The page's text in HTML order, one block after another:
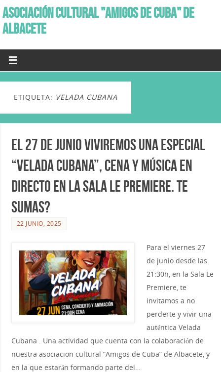
ASOCIACIÓN CULTURAL "AMIGOS DE CUBA" DE
ALBACETE
ETIQUETA: VELADA CUBANA
El 27 de Junio viviremos una especial
“Velada Cubana”, Cena y música en
directo en la Sala Le Premiere. Te
sumas?
22 JUNIO, 2025
Para el viernes 27
de junio desde las
21:30h, en la Sala Le
Premiere, te
invitamos a no
perderte y vivir una
auténtica Velada
Cubana . Una actividad que cuenta con la colaboración de
nuestra asociacion cultural “Amigos de Cuba” de Albacete, y
en la que estarán formando parte del…